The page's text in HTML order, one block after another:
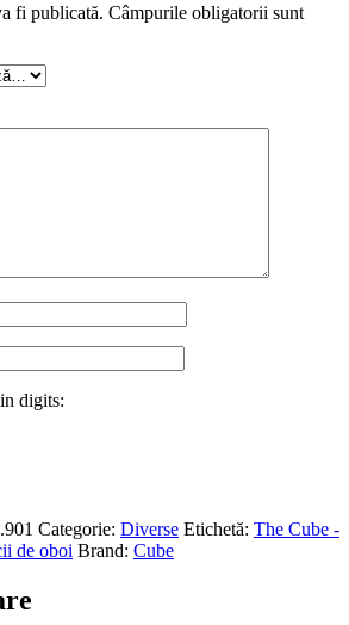
fi publicată. Câmpurile obligatorii sunt
digits:
Categorie: Diverse Etichetă: The Cube -
de oboi Brand: Cube